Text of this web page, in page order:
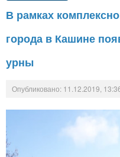
В рамках
города в Кашине
урны
Опубликовано: 11.12.2019,